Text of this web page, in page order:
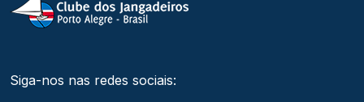
Siga-nos nas redes sociais: